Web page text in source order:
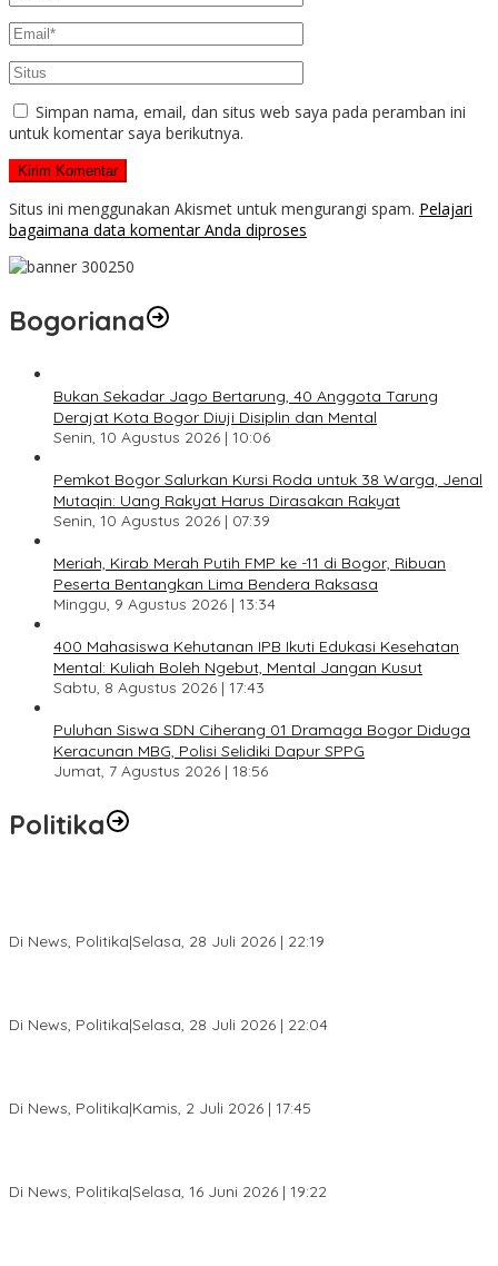
Simpan nama, email, dan situs web saya pada peramban ini
untuk komentar saya berikutnya.
Situs ini menggunakan Akismet untuk mengurangi spam. Pelajari
bagaimana data komentar Anda diproses
Bogoriana
Bukan Sekadar Jago Bertarung, 40 Anggota Tarung
Derajat Kota Bogor Diuji Disiplin dan Mental
Senin, 10 Agustus 2026 | 10:06
Pemkot Bogor Salurkan Kursi Roda untuk 38 Warga, Jenal
Mutaqin: Uang Rakyat Harus Dirasakan Rakyat
Senin, 10 Agustus 2026 | 07:39
Meriah, Kirab Merah Putih FMP ke -11 di Bogor, Ribuan
Peserta Bentangkan Lima Bendera Raksasa
Minggu, 9 Agustus 2026 | 13:34
400 Mahasiswa Kehutanan IPB Ikuti Edukasi Kesehatan
Mental: Kuliah Boleh Ngebut, Mental Jangan Kusut
Sabtu, 8 Agustus 2026 | 17:43
Puluhan Siswa SDN Ciherang 01 Dramaga Bogor Diduga
Keracunan MBG, Polisi Selidiki Dapur SPPG
Jumat, 7 Agustus 2026 | 18:56
Politika
Di News, Politika|Selasa, 28 Juli 2026 | 22:19
Di News, Politika|Selasa, 28 Juli 2026 | 22:04
Di News, Politika|Kamis, 2 Juli 2026 | 17:45
Di News, Politika|Selasa, 16 Juni 2026 | 19:22